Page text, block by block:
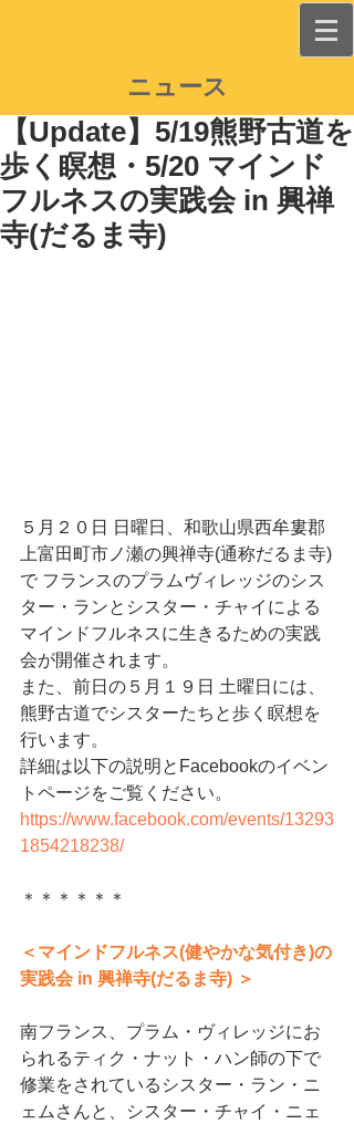
ニュース
【Update】5/19熊野古道を
歩く瞑想・5/20 マインド
フルネスの実践会 in 興禅
寺(だるま寺)
５月２０日 日曜日、和歌山県西牟婁郡
上富田町市ノ瀬の興禅寺(通称だるま寺)
で フランスのプラムヴィレッジのシス
ター・ランとシスター・チャイによる
マインドフルネスに生きるための実践
会が開催されます。
また、前日の５月１９日 土曜日には、
熊野古道でシスターたちと歩く瞑想を
行います。
詳細は以下の説明とFacebookのイベン
トページをご覧ください。
https://www.facebook.com/events/13293
1854218238/
＊＊＊＊＊＊
＜マインドフルネス(健やかな気付き)の
実践会 in 興禅寺(だるま寺) ＞
南フランス、プラム・ヴィレッジにお
られるティク・ナット・ハン師の下で
修業をされているシスター・ラン・ニ
ェムさんと、シスター・チャイ・ニェ